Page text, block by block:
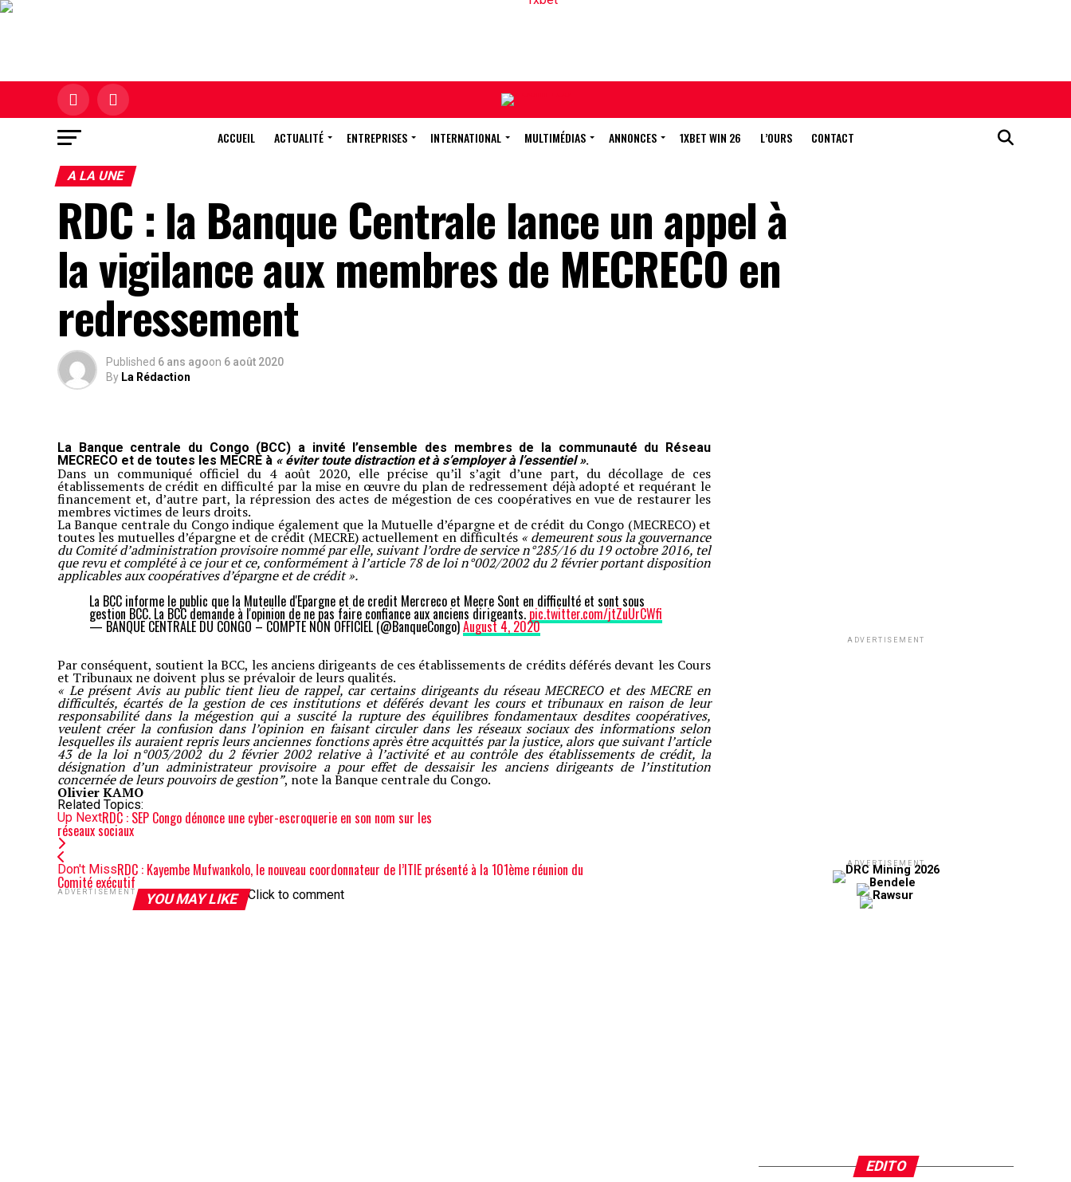
ACCUEIL ACTUALITÉ ENTREPRISES INTERNATIONAL MULTIMÉDIAS ANNONCES 1XBET WIN 26 L’OURS CONTACT
A LA UNE
RDC : la Banque Centrale lance un appel à
la vigilance aux membres de MECRECO en
redressement
Published 6 ans agoon 6 août 2020
By La Rédaction
La Banque centrale du Congo (BCC) a invité l’ensemble des membres de la communauté du Réseau
MECRECO et de toutes les MECRE à « éviter toute distraction et à s’employer à l’essentiel ».
Dans un communiqué officiel du 4 août 2020, elle précise qu’il s’agit d’une part, du décollage de ces
établissements de crédit en difficulté par la mise en œuvre du plan de redressement déjà adopté et requérant le
financement et, d’autre part, la répression des actes de mégestion de ces coopératives en vue de restaurer les
membres victimes de leurs droits.
La Banque centrale du Congo indique également que la Mutuelle d’épargne et de crédit du Congo (MECRECO) et
toutes les mutuelles d’épargne et de crédit (MECRE) actuellement en difficultés « demeurent sous la gouvernance
du Comité d’administration provisoire nommé par elle, suivant l’ordre de service n°285/16 du 19 octobre 2016, tel
que revu et complété à ce jour et ce, conformément à l’article 78 de loi n°002/2002 du 2 février portant disposition
applicables aux coopératives d’épargne et de crédit ».
La BCC informe le public que la Muteulle d'Epargne et de credit Mercreco et Mecre Sont en difficulté et sont sous
gestion BCC. La BCC demande à l'opinion de ne pas faire confiance aux anciens dirigeants. pic.twitter.com/jtZuUrCWfi
— BANQUE CENTRALE DU CONGO – COMPTE NON OFFICIEL (@BanqueCongo)August 4, 2020
Par conséquent, soutient la BCC, les anciens dirigeants de ces établissements de crédits déférés devant les Cours
et Tribunaux ne doivent plus se prévaloir de leurs qualités.
« Le présent Avis au public tient lieu de rappel, car certains dirigeants du réseau MECRECO et des MECRE en
difficultés, écartés de la gestion de ces institutions et déférés devant les cours et tribunaux en raison de leur
responsabilité dans la mégestion qui a suscité la rupture des équilibres fondamentaux desdites coopératives,
veulent créer la confusion dans l’opinion en faisant circuler dans les réseaux sociaux des informations selon
lesquelles ils auraient repris leurs anciennes fonctions après être acquittés par la justice, alors que suivant l’article
43 de la loi n°003/2002 du 2 février 2002 relative à l’activité et au contrôle des établissements de crédit, la
désignation d’un administrateur provisoire a pour effet de dessaisir les anciens dirigeants de l’institution
concernée de leurs pouvoirs de gestion”, note la Banque centrale du Congo.
Olivier KAMO
Related Topics:
Up NextRDC : SEP Congo dénonce une cyber-escroquerie en son nom sur les
réseaux sociaux
Don't MissRDC : Kayembe Mufwankolo, le nouveau coordonnateur de l’ITIE présenté à la 101ème réunion du
Comité exécutif
ADVERTISEMENT YOU MAY LIKE Click to comment
ADVERTISEMENT
ADVERTISEMENT
EDITO